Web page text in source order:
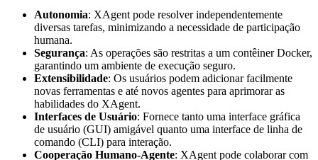
Autonomia: XAgent pode resolver independentemente
diversas tarefas, minimizando a necessidade de participação
humana.
Segurança: As operações são restritas a um contêiner Docker,
garantindo um ambiente de execução seguro.
Extensibilidade: Os usuários podem adicionar facilmente
novas ferramentas e até novos agentes para aprimorar as
habilidades do XAgent.
Interfaces de Usuário: Fornece tanto uma interface gráfica
de usuário (GUI) amigável quanto uma interface de linha de
comando (CLI) para interação.
Cooperação Humano-Agente: XAgent pode colaborar com